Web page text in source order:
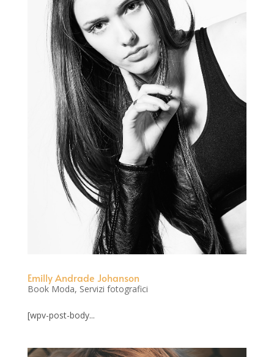
Emilly Andrade Johanson
Book Moda, Servizi fotografici
[wpv-post-body...